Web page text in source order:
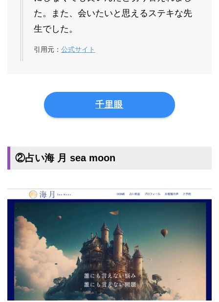
た。また、会いたいと思えるステキな先
生でした。
引用元： 公式サイト
千里眼
②占い海 月 sea moon